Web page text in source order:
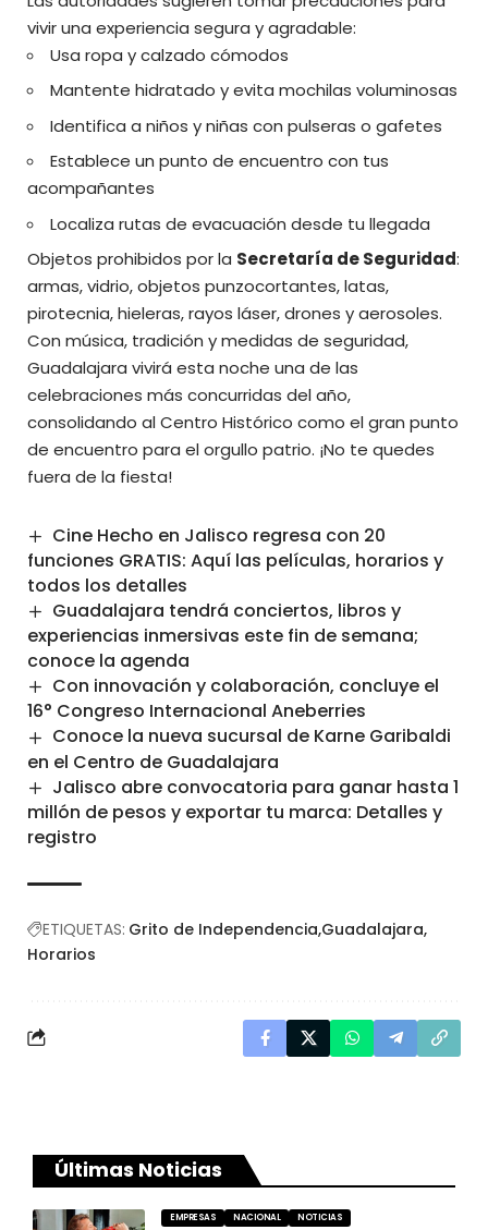
vivir una experiencia segura y agradable:
Usa ropa y calzado cómodos
Mantente hidratado y evita mochilas voluminosas
Identifica a niños y niñas con pulseras o gafetes
Establece un punto de encuentro con tus
acompañantes
Localiza rutas de evacuación desde tu llegada
Objetos prohibidos por la Secretaría de Seguridad:
armas, vidrio, objetos punzocortantes, latas,
pirotecnia, hieleras, rayos láser, drones y aerosoles.
Con música, tradición y medidas de seguridad,
Guadalajara vivirá esta noche una de las
celebraciones más concurridas del año,
consolidando al Centro Histórico como el gran punto
de encuentro para el orgullo patrio. ¡No te quedes
fuera de la fiesta!
Cine Hecho en Jalisco regresa con 20
funciones GRATIS: Aquí las películas, horarios y
todos los detalles
Guadalajara tendrá conciertos, libros y
experiencias inmersivas este fin de semana;
conoce la agenda
Con innovación y colaboración, concluye el
16° Congreso Internacional Aneberries
Conoce la nueva sucursal de Karne Garibaldi
en el Centro de Guadalajara
Jalisco abre convocatoria para ganar hasta 1
millón de pesos y exportar tu marca: Detalles y
registro
ETIQUETAS: Grito de Independencia Guadalajara
Horarios
Últimas Noticias
EMPRESAS NACIONAL NOTICIAS